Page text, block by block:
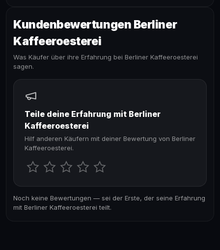
Kundenbewertungen Berliner
Kaffeeroesterei
Was Käufer über ihre Erfahrung bei Berliner Kaffeeroesterei
sagen.
Teile deine Erfahrung mit Berliner
Kaffeeroesterei
Hilf anderen Käufern mit deiner Bewertung von Berliner
Kaffeeroesterei.
Noch keine Bewertungen — sei der Erste, der seine Erfahrung
mit Berliner Kaffeeroesterei teilt.